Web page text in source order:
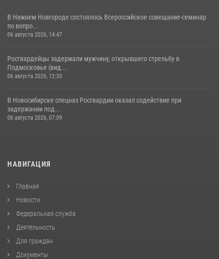
В Нижнем Новгороде состоялось Всероссийское совещание-семинар
по вопро...
06 августа 2026, 14:47
Росгвардейцы задержали мужчину, открывшего стрельбу в
Подмосковье (вид...
06 августа 2026, 12:35
В Новосибирске спецназ Росгвардии оказал содействие при
задержании под...
06 августа 2026, 07:09
НАВИГАЦИЯ
Главная
Новости
Федеральная служба
Деятельность
Для граждан
Документы